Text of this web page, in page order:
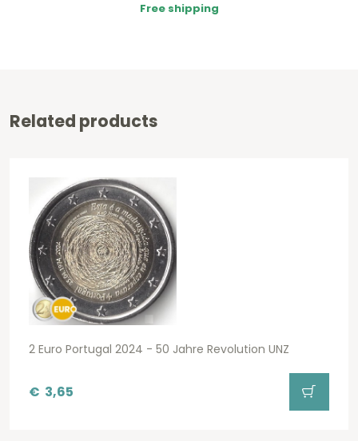
Free shipping
Related products
2 Euro Portugal 2024 - 50 Jahre Revolution UNZ
€ 3,65